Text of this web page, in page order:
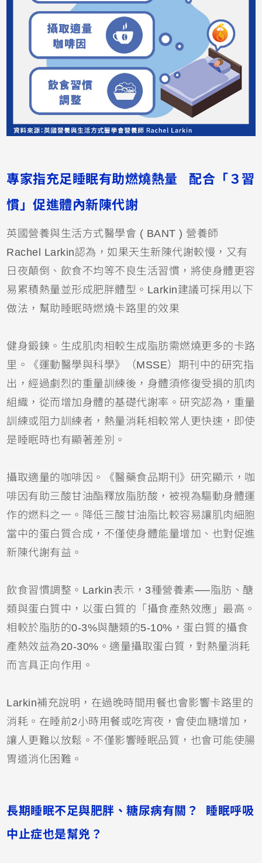
專家指充足睡眠有助燃燒熱量 配合「３習
慣」促進體內新陳代謝
英國營養與生活方式醫學會 ( BANT ) 營養師
Rachel Larkin認為，如果天生新陳代謝較慢，又有
日夜顛倒、飲食不均等不良生活習慣，將使身體更容
易累積熱量並形成肥胖體型。Larkin建議可採用以下
做法，幫助睡眠時燃燒卡路里的效果
健身鍛鍊。生成肌肉相較生成脂肪需燃燒更多的卡路
里。《運動醫學與科學》（MSSE）期刊中的研究指
出，經過劇烈的重量訓練後，身體須修復受損的肌肉
組織，從而增加身體的基礎代謝率。研究認為，重量
訓練或阻力訓練者，熱量消耗相較常人更快速，即使
是睡眠時也有顯著差別。
攝取適量的咖啡因。《醫藥食品期刊》研究顯示，咖
啡因有助三酸甘油酯釋放脂肪酸，被視為驅動身體運
作的燃料之一。降低三酸甘油脂比較容易讓肌肉細胞
當中的蛋白質合成，不僅使身體能量增加、也對促進
新陳代謝有益。
飲食習慣調整。Larkin表示，3種營養素──脂肪、醣
類與蛋白質中，以蛋白質的「攝食產熱效應」最高。
相較於脂肪的0-3%與醣類的5-10%，蛋白質的攝食
產熱效益為20-30%。適量攝取蛋白質，對熱量消耗
而言具正向作用。
Larkin補充說明，在過晚時間用餐也會影響卡路里的
消耗。在睡前2小時用餐或吃宵夜，會使血糖增加，
讓人更難以放鬆。不僅影響睡眠品質，也會可能使腸
胃道消化困難。
長期睡眠不足與肥胖、糖尿病有關？ 睡眠呼吸
中止症也是幫兇？